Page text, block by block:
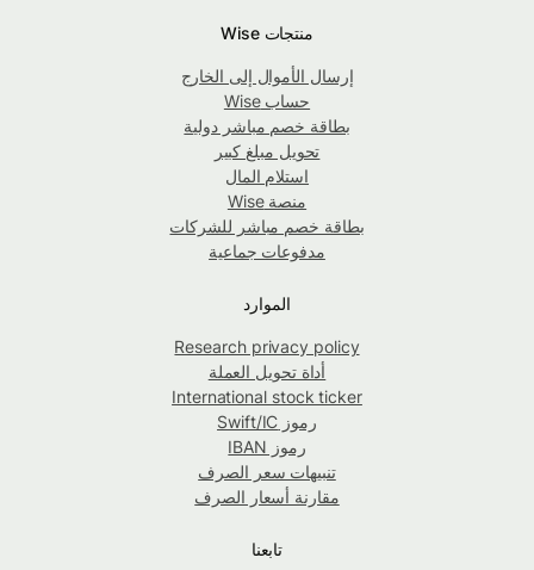
منتجات Wise
إرسال الأموال إلى الخارج
حساب Wise
بطاقة خصم مباشر دولية
تحويل مبلغ كبير
استلام المال
منصة Wise
بطاقة خصم مباشر للشركات
مدفوعات جماعية
الموارد
Research privacy policy
أداة تحويل العملة
International stock ticker
رموز Swift/IC
رموز IBAN
تنبيهات سعر الصرف
مقارنة أسعار الصرف
تابعنا